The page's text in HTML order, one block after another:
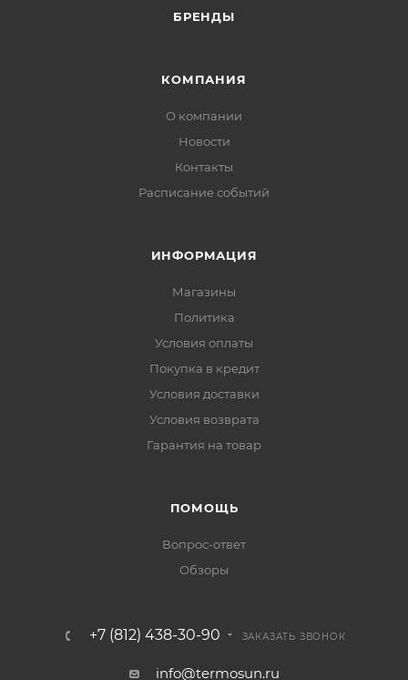
БРЕНДЫ
КОМПАНИЯ
О компании
Новости
Контакты
Расписание событий
ИНФОРМАЦИЯ
Магазины
Политика
Условия оплаты
Покупка в кредит
Условия доставки
Условия возврата
Гарантия на товар
ПОМОЩЬ
Вопрос-ответ
Обзоры
+7 (812) 438-30-90 ЗАКАЗАТЬ ЗВОНОК
info@termosun.ru